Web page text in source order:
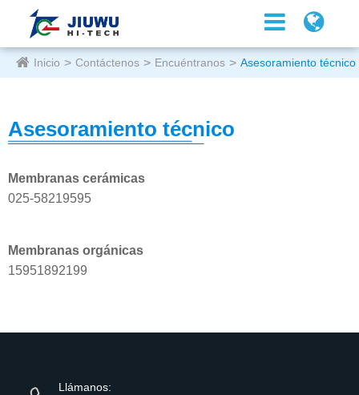
Inicio Contáctenos Encuéntranos Asesoramiento técnico
Asesoramiento técnico
Membranas cerámicas
025-58219595
Membranas orgánicas
15951892199
Llámanos: